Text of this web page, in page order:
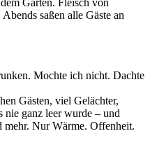
saßen alle Gäste an
Mochte ich nicht. Dachte
Gästen, viel Gelächter,
nie ganz leer wurde – und
mehr. Nur Wärme. Offenheit.